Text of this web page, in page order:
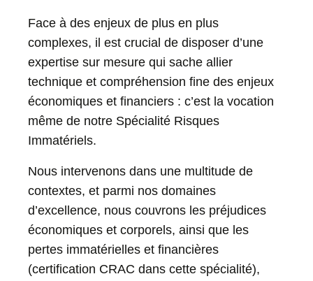
Face à des enjeux de plus en plus
complexes, il est crucial de disposer d’une
expertise sur mesure qui sache allier
technique et compréhension fine des enjeux
économiques et financiers : c’est la vocation
même de notre Spécialité Risques
Immatériels.
Nous intervenons dans une multitude de
contextes, et parmi nos domaines
d’excellence, nous couvrons les préjudices
économiques et corporels, ainsi que les
pertes immatérielles et financières
(certification CRAC dans cette spécialité),